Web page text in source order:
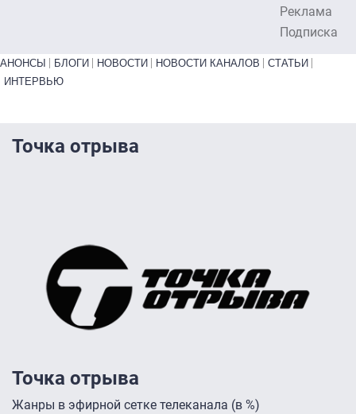
Реклама
Подписка
Primary links bottom
АНОНСЫ БЛОГИ НОВОСТИ НОВОСТИ КАНАЛОВ
СТАТЬИ
ИНТЕРВЬЮ
Точка отрыва
Точка отрыва
Жанры в эфирной сетке телеканала (в %)